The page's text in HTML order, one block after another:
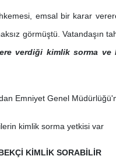
emsal bir karar
görmüştü. Vatandaşın
verdiği kimlik sorma ve
Emniyet Genel
KİMLİK SORABİLİR